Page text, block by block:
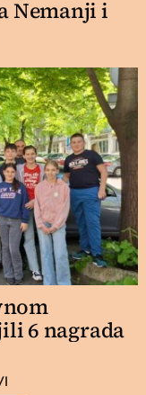
Nemanji i
6 nagrada